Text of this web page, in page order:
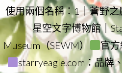
使用兩個名稱：1｜蒼野之
星空文字博物館｜
Museum（SEWM）
官方
starryeagle.com：品牌